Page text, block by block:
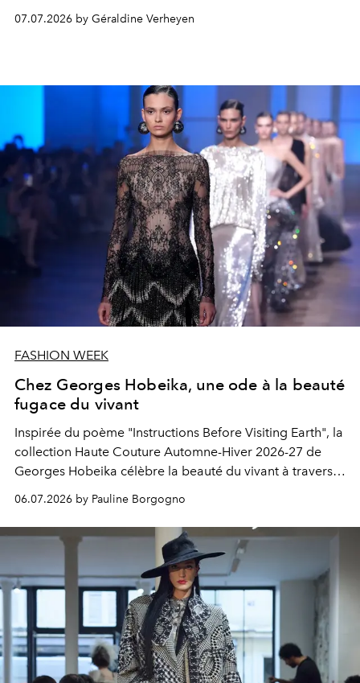
la créatrice confirme sa maîtrise d'un langage couture
aussi précieux que contemporain.
07.07.2026 by Géraldine Verheyen
FASHION WEEK
Chez Georges Hobeika, une ode à la beauté
fugace du vivant
Inspirée du poème "Instructions Before Visiting Earth", la
collection Haute Couture Automne-Hiver 2026-27 de
Georges Hobeika célèbre la beauté du vivant à travers
une couture d'une virtuosité lumineuse.
06.07.2026 by Pauline Borgogno